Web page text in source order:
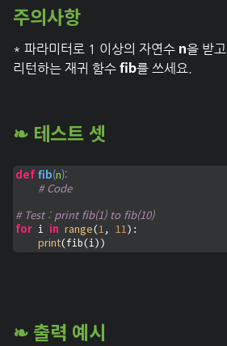
주의사항
* 파라미터로 1 이상의 자연수 n을 받고,
리턴하는 재귀 함수 fib를 쓰세요.
❧ 테스트 셋
def fib(n):
# Code
# Test : print fib(1) to fib(10)
for i in range(1 , 11 ):
print(fib(i))
❧ 출력 예시